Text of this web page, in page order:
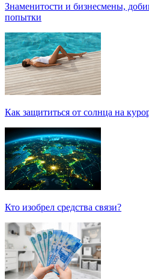
Знаменитости и бизнесмены,
попытки
Как защититься от солнца на
Кто изобрел средства связи?